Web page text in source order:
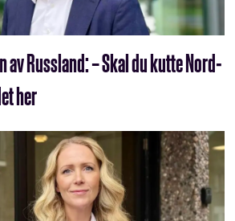
Russland: – Skal du kutte Nord-
her